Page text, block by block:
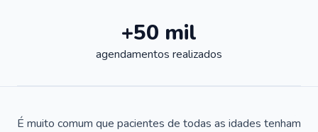
+50 mil
agendamentos realizados
É muito comum que pacientes de todas as idades tenham